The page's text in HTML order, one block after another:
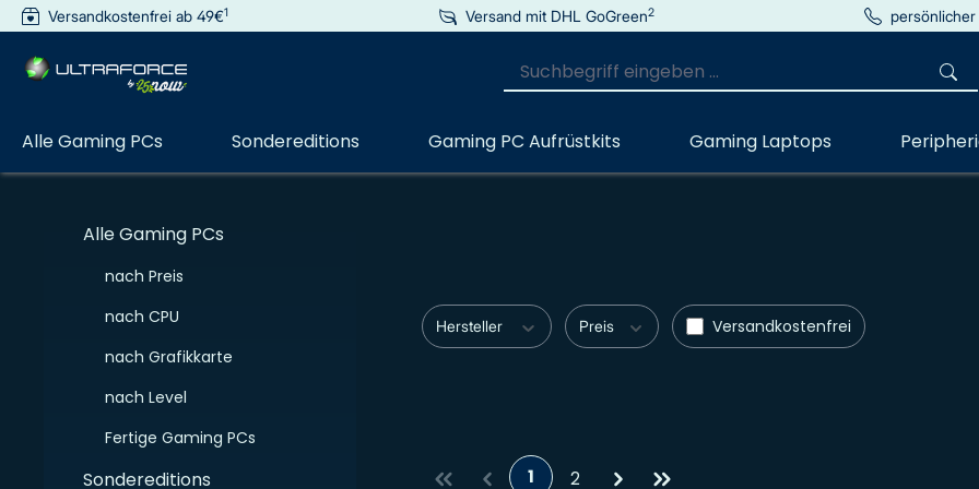
springen Zur Hauptnavigation springen
Versandkostenfrei ab 49€1 Versand mit DHL GoGreen2
Alle Gaming PCs Sondereditions Gaming PC Aufrüstkits Gaming Laptops
Alle Gaming PCs
nach Preis
nach CPU
nach Grafikkarte
nach Level
Fertige Gaming PCs
Sondereditions
Hersteller Preis Filter hinzufügen: Versandkostenfrei
Versandkostenfrei
1 2